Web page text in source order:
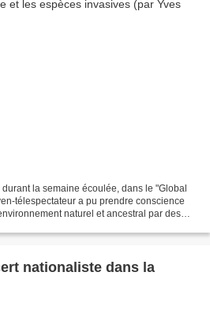
la semaine écoulée, dans le "Global
télespectateur a pu prendre conscience
naturel et ancestral par des
nationaliste dans la